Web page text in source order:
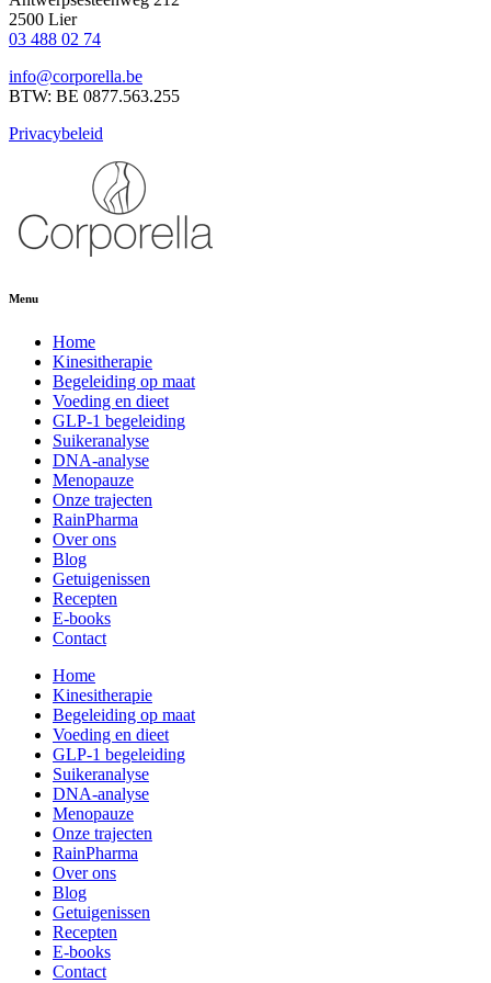
2500 Lier
03 488 02 74
info@corporella.be
BTW: BE 0877.563.255
Privacybeleid
Menu
Home
Kinesitherapie
Begeleiding op maat
Voeding en dieet
GLP-1 begeleiding
Suikeranalyse
DNA-analyse
Menopauze
Onze trajecten
RainPharma
Over ons
Blog
Getuigenissen
Recepten
E-books
Contact
Home
Kinesitherapie
Begeleiding op maat
Voeding en dieet
GLP-1 begeleiding
Suikeranalyse
DNA-analyse
Menopauze
Onze trajecten
RainPharma
Over ons
Blog
Getuigenissen
Recepten
E-books
Contact